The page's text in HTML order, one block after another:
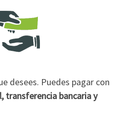
desees. Puedes pagar con
transferencia bancaria y